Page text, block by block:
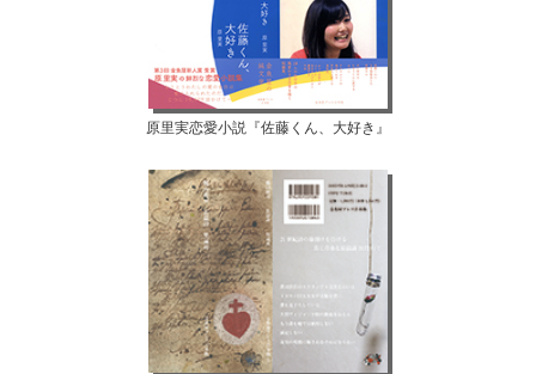
原里実恋愛小説『佐藤くん、大好き』